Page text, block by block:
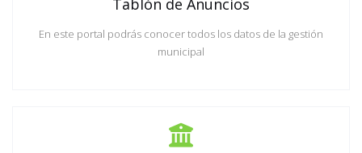
Tablón de Anuncios
En este portal podrás conocer todos los datos de la gestión
municipal